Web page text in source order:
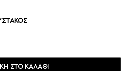
ΣΤΟ ΚΑΛΆΘΙ